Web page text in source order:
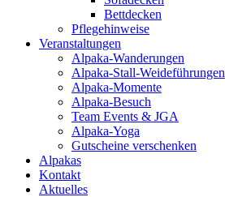
Bettdecken
Pflegehinweise
Veranstaltungen
Alpaka-Wanderungen
Alpaka-Stall-Weideführungen
Alpaka-Momente
Alpaka-Besuch
Team Events & JGA
Alpaka-Yoga
Gutscheine verschenken
Alpakas
Kontakt
Aktuelles